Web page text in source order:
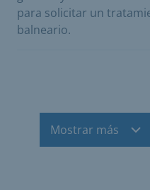
para solicitar un
balneario.
Mostrar más